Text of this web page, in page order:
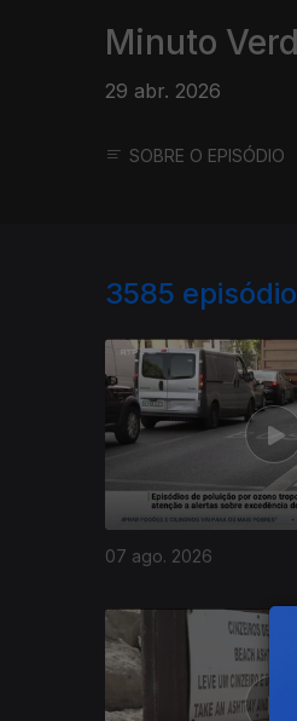
Minuto
29 abr. 2026
SOBRE O EPISÓDIO
3585
07 ago. 2026